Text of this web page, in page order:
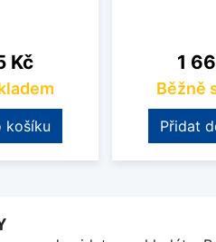
Kč
košíku
Cena
1
Běžně
Přidat